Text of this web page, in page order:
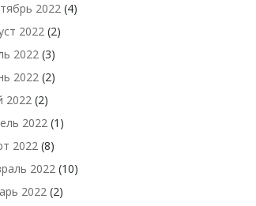
2022 (4)
2022 (2)
2022 (3)
2022 (2)
2022 (2)
2022 (1)
2022 (8)
2022 (10)
2022 (2)